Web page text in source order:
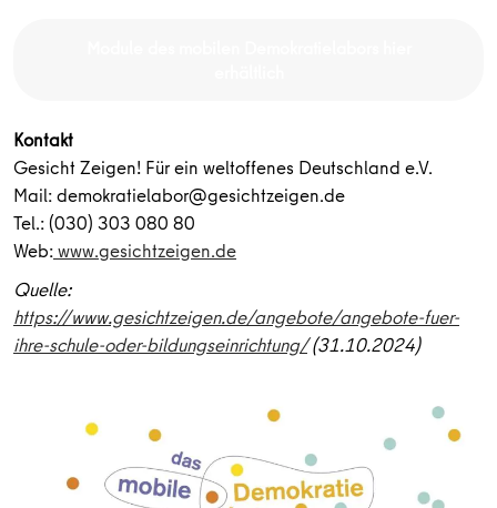
Kontakt
Gesicht Zeigen! Für ein weltoffenes Deutschland e.V.
Mail: demokratielabor@gesichtzeigen.de
Tel.: (030) 303 080 80
Web:www.gesichtzeigen.de
Quelle:
https://www.gesichtzeigen.de/angebote/angebote-fuer-
ihre-schule-oder-bildungseinrichtung/(31.10.2024)